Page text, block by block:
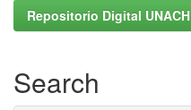
navigationRepositorio Digital UNACH
Search